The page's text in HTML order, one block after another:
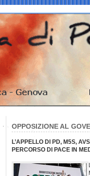
OPPOSIZIONE AL
L’APPELLO DI PD, M5S,
PERCORSO DI PACE IN